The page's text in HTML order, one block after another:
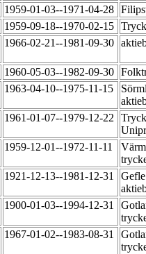
1959-01-03--1971-04-28
1959-09-18--1970-02-15
1966-02-21--1981-09-30
1960-05-03--1982-09-30
1963-04-10--1975-11-15
1961-01-07--1979-12-22
1959-12-01--1972-11-11
1921-12-13--1981-12-31
1900-01-03--1994-12-31
1967-01-02--1983-08-31